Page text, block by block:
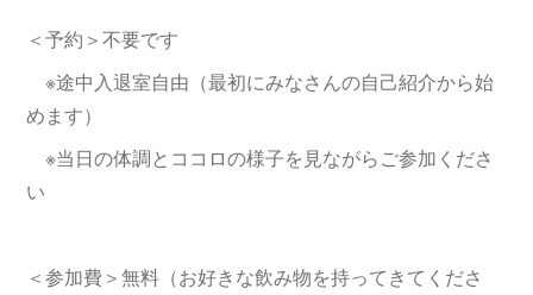
＜予約＞不要です
※途中入退室自由（最初にみなさんの自己紹介から始
めます）
※当日の体調とココロの様子を見ながらご参加くださ
い
＜参加費＞無料（お好きな飲み物を持ってきてくださ